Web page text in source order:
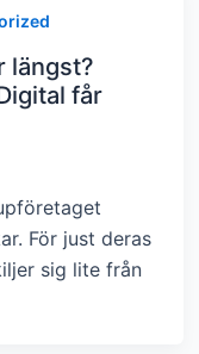
längst?
får
För just deras
sig lite från